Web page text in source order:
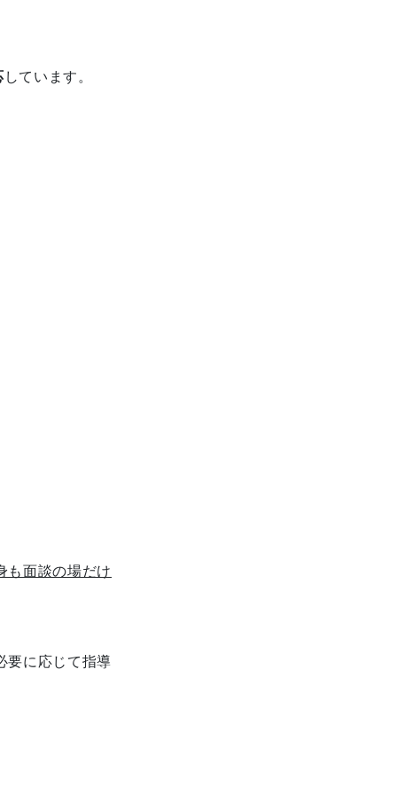
しています。
も面談の場だけ
要に応じて指導